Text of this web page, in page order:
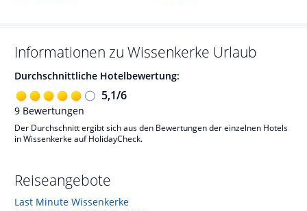
Informationen zu Wissenkerke Urlaub
Durchschnittliche Hotelbewertung:
5,1/6
9 Bewertungen
Der Durchschnitt ergibt sich aus den Bewertungen der einzelnen Hotels
in Wissenkerke auf HolidayCheck.
Reiseangebote
Last Minute Wissenkerke